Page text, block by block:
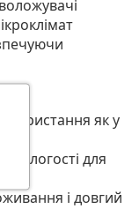
як у
вологості для
і довгий